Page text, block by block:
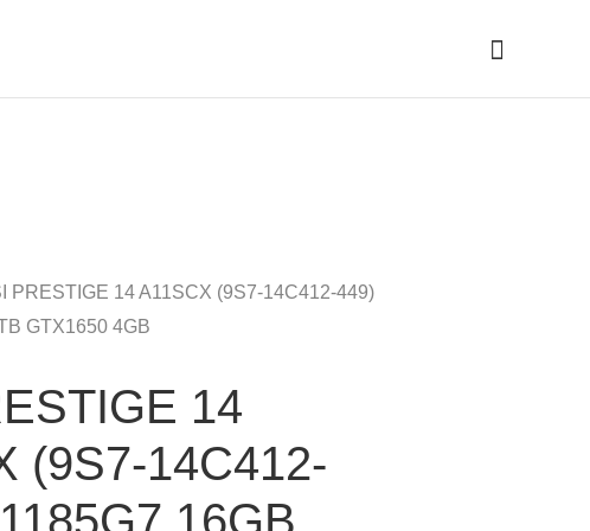
Cari
PRESTIGE 14 A11SCX (9S7-14C412-449)
GTX1650 4GB
14
(9S7-14C412-